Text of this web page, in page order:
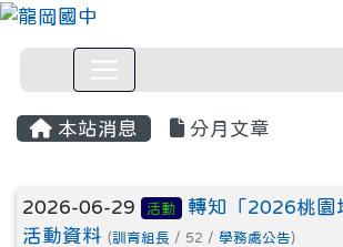
本站消息 分月文章
文章列表
2026-06-29 活動
轉知「2026桃園
活動資料 (訓育組長 / 52 / 學務處公告)